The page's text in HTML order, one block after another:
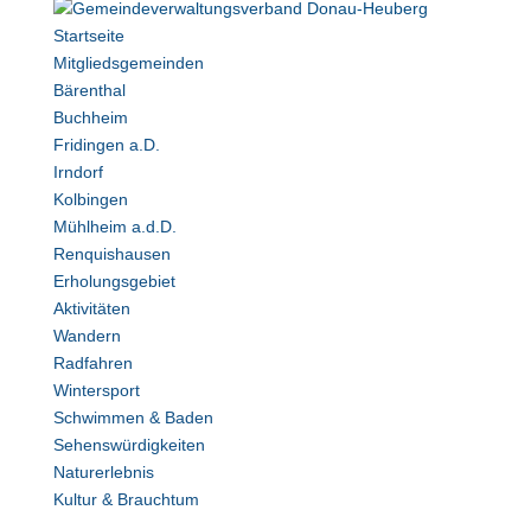
Startseite
Mitgliedsgemeinden
Bärenthal
Buchheim
Fridingen a.D.
Irndorf
Kolbingen
Mühlheim a.d.D.
Renquishausen
Erholungsgebiet
Aktivitäten
Wandern
Radfahren
Wintersport
Schwimmen & Baden
Sehenswürdigkeiten
Naturerlebnis
Kultur & Brauchtum